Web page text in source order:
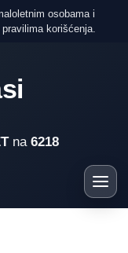
osobama i
korišćenja.
na 6218